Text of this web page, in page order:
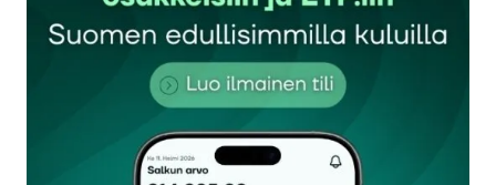
Sähköpostiosoitettasi ei julkaista.Pakolliset
kentät on merkitty*
Kommentti*